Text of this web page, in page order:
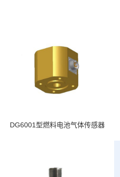
DG6001型燃料电池气体传感器